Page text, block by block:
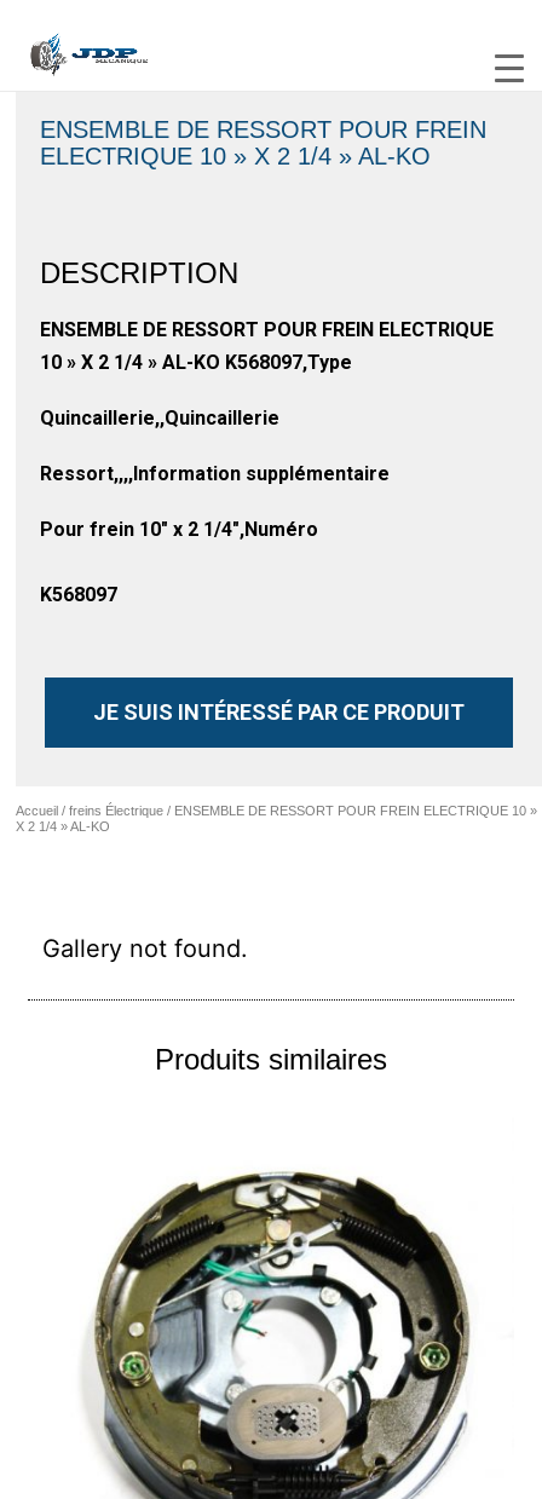
Accueil /freins Électrique / ENSEMBLE DE RESSORT POUR FREIN ELECTRIQUE 10 »
X 2 1/4 » AL-KO
Gallery not found.
ENSEMBLE DE RESSORT POUR FREIN
ELECTRIQUE 10 » X 2 1/4 » AL-KO
DESCRIPTION
ENSEMBLE DE RESSORT POUR FREIN ELECTRIQUE
10 » X 2 1/4 » AL-KO K568097,Type
Quincaillerie,,Quincaillerie
Ressort,,,,Information supplémentaire
Pour frein 10″ x 2 1/4″,Numéro
K568097
JE SUIS INTÉRESSÉ PAR CE PRODUIT
Produits similaires